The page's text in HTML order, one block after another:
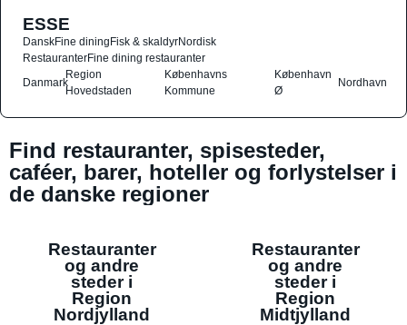
ESSE
DanskFine diningFisk & skaldyrNordisk
RestauranterFine dining restauranter
Danmark
Region
Hovedstaden
Københavns
Kommune
København
Ø
Nordhavn
Find restauranter, spisesteder,
caféer, barer, hoteller og forlystelser i
de danske regioner
Restauranter
og andre
steder i
Region
Nordjylland
Restauranter
og andre
steder i
Region
Midtjylland